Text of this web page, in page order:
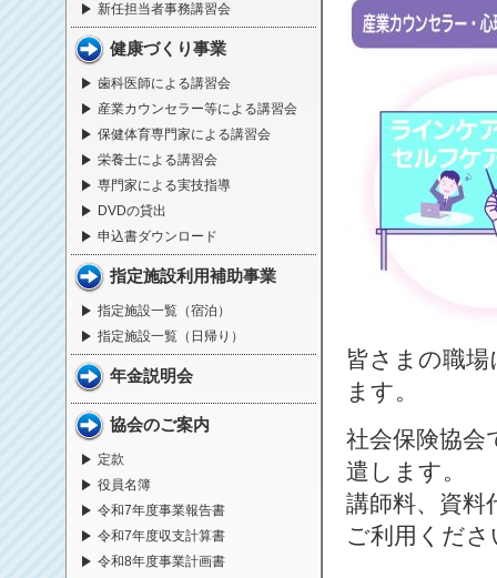
新任担当者事務講習会
健康づくり事業
歯科医師による講習会
産業カウンセラー等による講習会
保健体育専門家による講習会
栄養士による講習会
専門家による実技指導
DVDの貸出
申込書ダウンロード
指定施設利用補助事業
指定施設一覧（宿泊）
指定施設一覧（日帰り）
年金説明会
協会のご案内
定款
役員名簿
令和7年度事業報告書
令和7年度収支計算書
令和8年度事業計画書
皆さまの職
ます。
社会保険協会
遣します。
講師料、資料
ご利用くださ